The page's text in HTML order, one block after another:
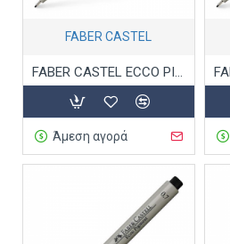
FABER CASTEL
FABER CASTEL ECCO PIGMENT ΜΑΡΚΑΔΟΡΟΣ ΣΧΕΔΙΟΥ 0.5 ΜΑΥΡΟ
Άμεση αγορά